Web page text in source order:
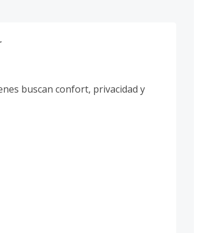
buscan confort, privacidad y